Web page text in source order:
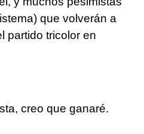
que volverán a
partido tricolor en
creo que ganaré.